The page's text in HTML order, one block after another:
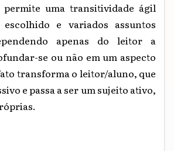
permite uma transitividade ágil
escolhido e variados assuntos
apenas do leitor
a
se ou não emum aspecto
transformao leitor/aluno, que
epassaaserum sujeito ativo,